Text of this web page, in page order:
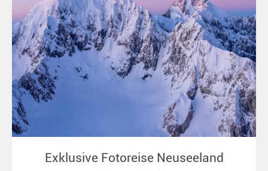
Exklusive Fotoreise Neuseeland